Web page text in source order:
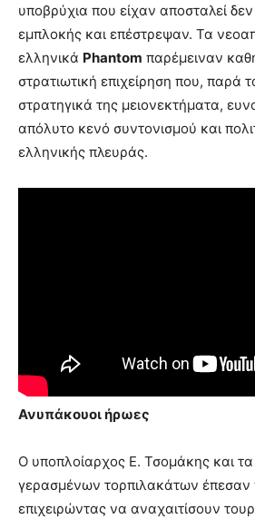
υποβρύχια που είχαν αποσταλεί
εμπλοκής και επέστρεψαν. Τα
ελληνικά Phantom παρέμειναν
στρατιωτική επιχείρηση που, παρά
στρατηγικά της μειονεκτήματα,
απόλυτο κενό συντονισμού και
ελληνικής πλευράς.
Ανυπάκουοι ήρωες
Ο υποπλοίαρχος Ε. Τσομάκης και
γερασμένων τορπιλακάτων έπεσαν
επιχειρώντας να αναχαιτίσουν